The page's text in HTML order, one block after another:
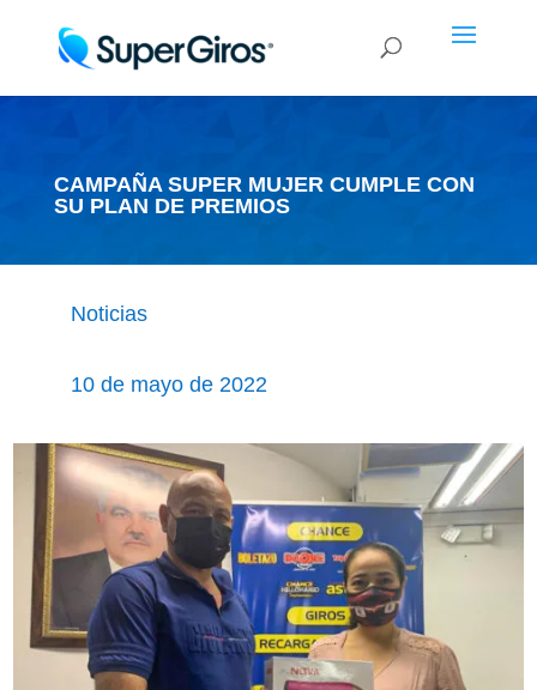
CAMPAÑA SUPER MUJER CUMPLE CON
SU PLAN DE PREMIOS
Noticias
10 de mayo de 2022